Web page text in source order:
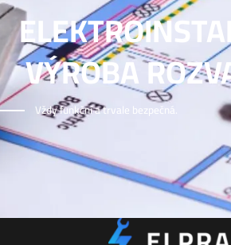
VÝROBA
Vždy funkční a trvale bezpečná.